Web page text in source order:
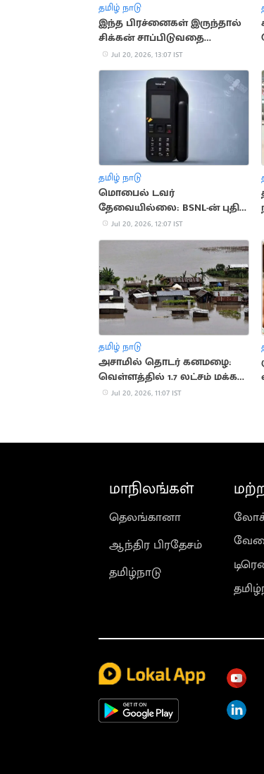
தமிழ் நாடு
இந்த பிரச்னைகள் இருந்தால்
சிக்கன் சாப்பிடுவதை
தவிர்க்கவும்
Jul 20, 2026, 13:07 IST
தமிழ் நாடு
மொபைல் டவர்
தேவையில்லை: BSNL-ன் புதிய
செயற்கைக்கோள் போன்
Jul 20, 2026, 12:07 IST
தமிழ் நாடு
அசாமில் தொடர் கனமழை:
வெள்ளத்தில் 1.7 லட்சம் மக்கள்
பாதிப்பு
Jul 20, 2026, 11:07 IST
மாநிலங்கள்
தெலங்கானா
ஆந்திர பிரதேசம்
தமிழ்நாடு